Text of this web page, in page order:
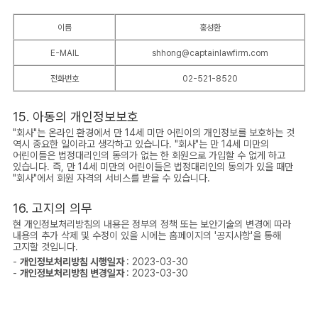
이름 홍성환
E-MAIL shhong@captainlawfirm.com
전화번호 02-521-8520
15. 아동의 개인정보보호
"회사"는 온라인 환경에서 만 14세 미만 어린이의 개인정보를 보호하는 것
역시 중요한 일이라고 생각하고 있습니다. "회사"는 만 14세 미만의
어린이들은 법정대리인의 동의가 없는 한 회원으로 가입할 수 없게 하고
있습니다. 즉, 만 14세 미만의 어린이들은 법정대리인의 동의가 있을 때만
"회사"에서 회원 자격의 서비스를 받을 수 있습니다.
16. 고지의 의무
현 개인정보처리방침의 내용은 정부의 정책 또는 보안기술의 변경에 따라
내용의 추가 삭제 및 수정이 있을 시에는 홈페이지의 '공지사항'을 통해
고지할 것입니다.
- 개인정보처리방침 시행일자: 2023-03-30
- 개인정보처리방침 변경일자: 2023-03-30